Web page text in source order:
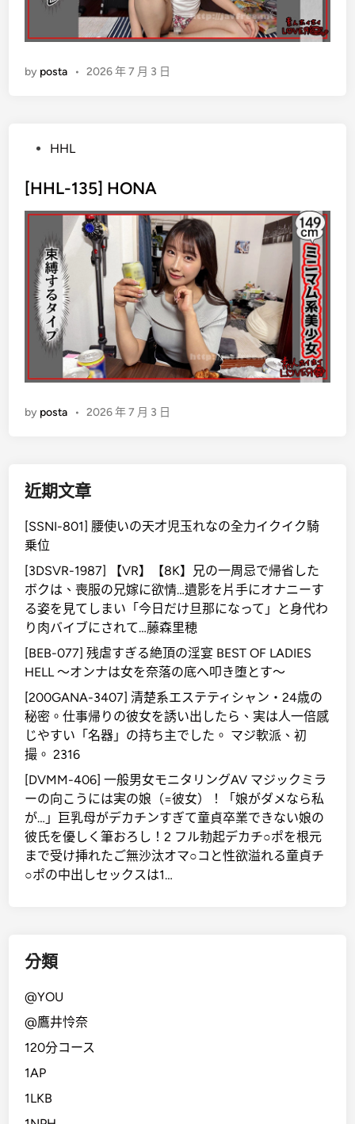
by posta • 2026 年 7 月 3 日
s
HHL
[HHL-135] HONA
by posta • 2026 年 7 月 3 日
近期文章
[SSNI-801] 腰使いの天才児玉れなの全力イクイク騎
乗位
[3DSVR-1987] 【VR】【8K】兄の一周忌で帰省した
ボクは、喪服の兄嫁に欲情…遺影を片手にオナニーす
る姿を見てしまい「今日だけ旦那になって」と身代わ
り肉バイブにされて…藤森里穂
[BEB-077] 残虐すぎる絶頂の淫宴 BEST OF LADIES
HELL ～オンナは女を奈落の底へ叩き堕とす～
[200GANA-3407] 清楚系エステティシャン・24歳の
秘密。仕事帰りの彼女を誘い出したら、実は人一倍感
じやすい「名器」の持ち主でした。 マジ軟派、初
撮。 2316
[DVMM-406] 一般男女モニタリングAV マジックミラ
ーの向こうには実の娘（=彼女）！「娘がダメなら私
が…」巨乳母がデカチンすぎて童貞卒業できない娘の
彼氏を優しく筆おろし！2 フル勃起デカチ○ポを根元
まで受け挿れたご無沙汰オマ○コと性欲溢れる童貞チ
○ポの中出しセックスは1…
分類
@YOU
@鷹井怜奈
120分コース
1AP
1LKB